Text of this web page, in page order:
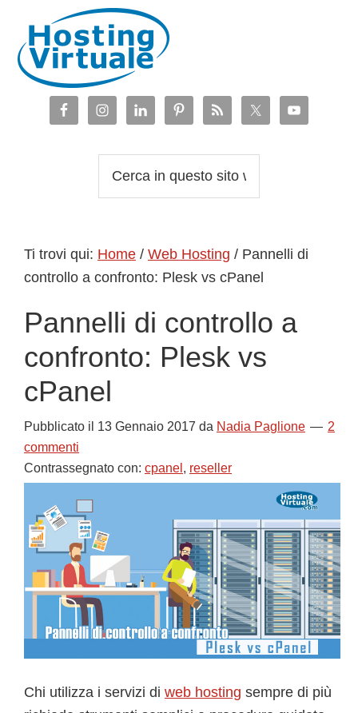
navigazione
primaria
contenuto
principale
barra
laterale
piè
web
Ti trovi qui: Home / Web Hosting / Pannelli di
controllo a confronto: Plesk vs cPanel
Pannelli di controllo a
confronto: Plesk vs
cPanel
Pubblicato il 13 Gennaio 2017 da Nadia Paglione
2
commenti
Contrassegnato con: cpanel , reseller
Chi utilizza i servizi di web hosting sempre di più